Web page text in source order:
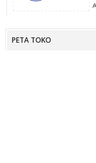
PETA TOKO